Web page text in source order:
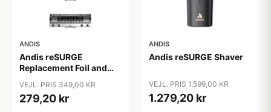
ANDIS
Andis reSURGE
Replacement Foil and
VEJL. PRIS 349,00 KR
279,20 kr
ANDIS
Andis reSURGE Shaver
VEJL. PRIS 1.599,00 KR
1.279,20 kr